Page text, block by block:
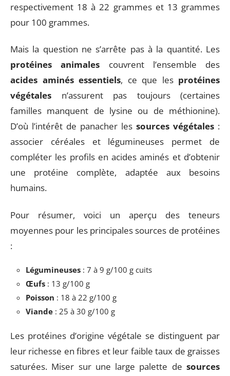
respectivement 18 à 22 grammes et 13 grammes
pour 100 grammes.
Mais la question ne s’arrête pas à la quantité. Les
protéines animales couvrent l’ensemble des
acides aminés essentiels, ce que les protéines
végétales n’assurent pas toujours (certaines
familles manquent de lysine ou de méthionine).
D’où l’intérêt de panacher les sources végétales :
associer céréales et légumineuses permet de
compléter les profils en acides aminés et d’obtenir
une protéine complète, adaptée aux besoins
humains.
Pour résumer, voici un aperçu des teneurs
moyennes pour les principales sources de protéines
:
Légumineuses : 7 à 9 g/100 g cuits
Œufs : 13 g/100 g
Poisson : 18 à 22 g/100 g
Viande : 25 à 30 g/100 g
Les protéines d’origine végétale se distinguent par
leur richesse en fibres et leur faible taux de graisses
saturées. Miser sur une large palette de sources